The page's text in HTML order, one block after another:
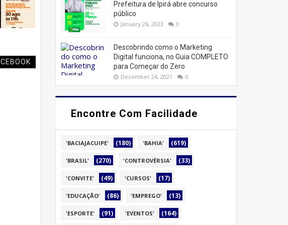
Prefeitura de Ipirá abre concurso
público
January 26, 2023 0
Descobrindo como o Marketing
Digital funciona, no Guia COMPLETO
para Começar do Zero
December 24, 2021 0
Encontre Com Facilidade
'BACIAJACUIPE' (180) 'BAHIA' (619)
'BRASIL' (270) 'CONTROVÉRSIA' (33)
'CONVITE' (49) 'CURSOS' (17)
'EDUCAÇÃO' (86) 'EMPREGO' (13)
'ESPORTE' (91) 'EVENTOS' (164)